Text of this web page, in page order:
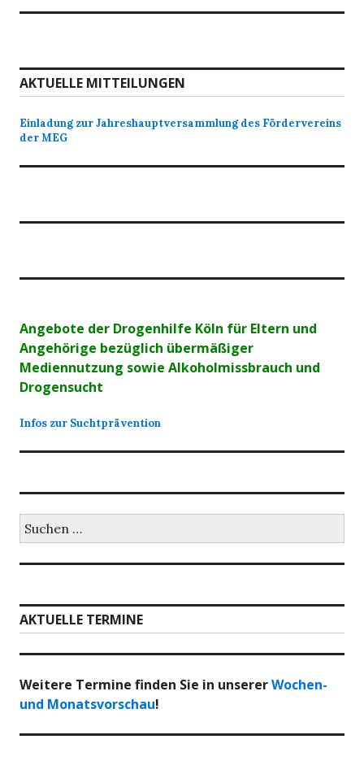
AKTUELLE MITTEILUNGEN
Einladung zur Jahreshauptversammlung des Fördervereins
der MEG
Angebote der Drogenhilfe Köln für Eltern und
Angehörige bezüglich übermäßiger
Mediennutzung sowie Alkoholmissbrauch und
Drogensucht
Infos zur Suchtprävention
nach:
AKTUELLE TERMINE
Weitere Termine finden Sie in unsererWochen-
und Monatsvorschau!